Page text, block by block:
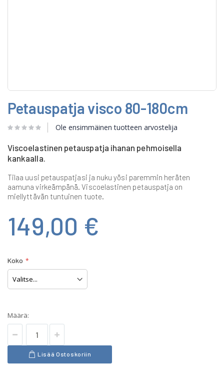
to
the
beginning
of
images
gallery
Petauspatja visco 80-180cm
Ole ensimmäinen tuotteen arvostelija
Viscoelastinen petauspatja ihanan pehmoisella
kankaalla.
Tilaa uusi petauspatjasi ja nuku yösi paremmin heräten
aamuna virkeämpänä. Viscoelastinen petauspatja on
miellyttävän tuntuinen tuote.
149,00 €
Koko
Määrä:
Lisää Ostoskoriin